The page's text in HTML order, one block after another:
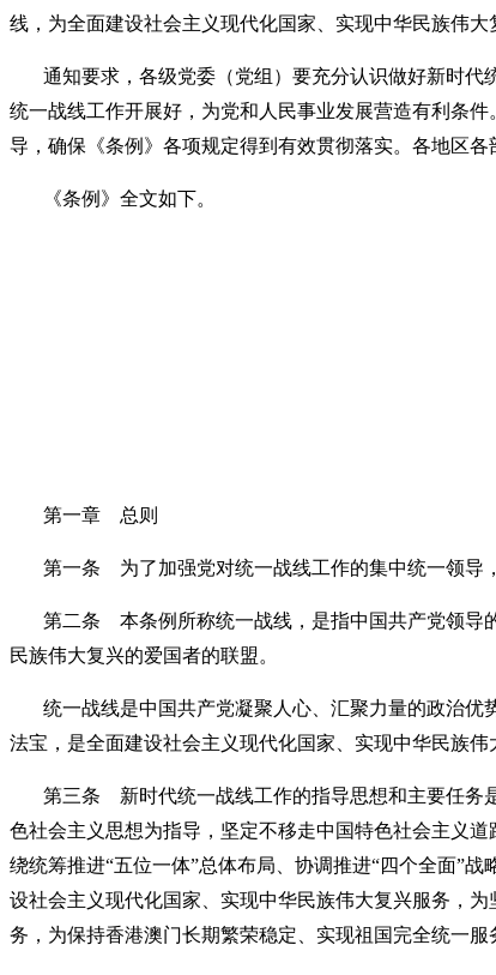
线，为全面建设社会主义现代化国家、实现中华民族伟
通知要求，各级党委（党组）要充分认识做好新时
统一战线工作开展好，为党和人民事业发展营造有利条
导，确保《条例》各项规定得到有效贯彻落实。各地区
《条例》全文如下。
第一章 总则
第一条 为了加强党对统一战线工作的集中统一领导
第二条 本条例所称统一战线，是指中国共产党领导
民族伟大复兴的爱国者的联盟。
统一战线是中国共产党凝聚人心、汇聚力量的政治
法宝，是全面建设社会主义现代化国家、实现中华民族伟
第三条 新时代统一战线工作的指导思想和主要任务
色社会主义思想为指导，坚定不移走中国特色社会主义
绕统筹推进“五位一体”总体布局、协调推进“四个全面”
设社会主义现代化国家、实现中华民族伟大复兴服务，
务，为保持香港澳门长期繁荣稳定、实现祖国完全统一服